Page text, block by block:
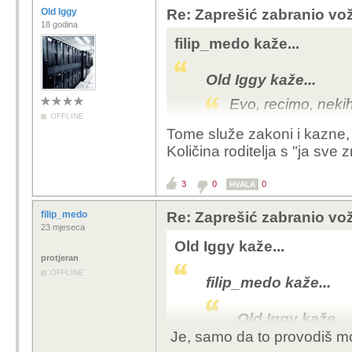
Old Iggy
18 godina
OFFLINE
Re: Zaprešić zabranio
filip_medo kaže...
Old Iggy kaže...
Evo, recimo,
1. Zabrana
km/h,
registraciju,
mlađi od 16
među pješake i
3. Policija mora
4. Edukacija u
5. Teška ozljeda
A za početak moraš
nema pojma šta
Tome služe zakoni i
Količina roditelja s "ja sve
3 0 HVALA 0
filip_medo
23 mjeseca
protjeran
OFFLINE
Re: Zaprešić zabranio
Old Iggy kaže...
filip_medo kaže...
Old Iggy kaže...
Evo, recimo,
Je, samo da to provodiš